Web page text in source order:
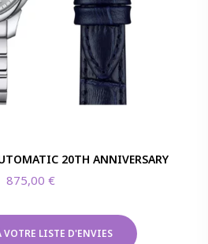
20TH ANNIVERSARY
875,00€
VOTRE LISTE D'ENVIES